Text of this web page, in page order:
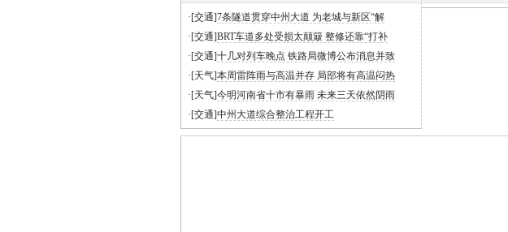
·[交通]7条隧道贯穿中州大道 为老城与新区“解
·[交通]BRT车道多处受损太颠簸 整修还靠“打补
·[交通]十几对列车晚点 铁路局微博公布消息并致
·[天气]本周雷阵雨与高温并存 局部将有高温闷热
·[天气]今明河南省十市有暴雨 未来三天依然阴雨
·[交通]中州大道综合整治工程开工